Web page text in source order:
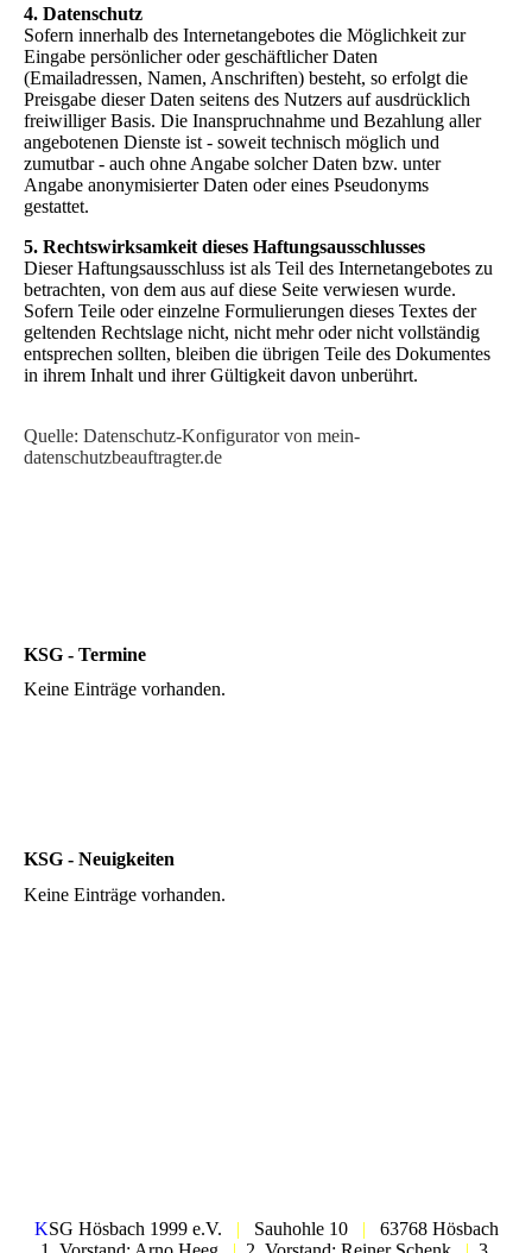
4. Datenschutz
Sofern innerhalb des Internetangebotes die Möglichkeit zur
Eingabe persönlicher oder geschäftlicher Daten
(Emailadressen, Namen, Anschriften) besteht, so erfolgt die
Preisgabe dieser Daten seitens des Nutzers auf ausdrücklich
freiwilliger Basis. Die Inanspruchnahme und Bezahlung aller
angebotenen Dienste ist - soweit technisch möglich und
zumutbar - auch ohne Angabe solcher Daten bzw. unter
Angabe anonymisierter Daten oder eines Pseudonyms
gestattet.
5. Rechtswirksamkeit dieses Haftungsausschlusses
Dieser Haftungsausschluss ist als Teil des Internetangebotes zu
betrachten, von dem aus auf diese Seite verwiesen wurde.
Sofern Teile oder einzelne Formulierungen dieses Textes der
geltenden Rechtslage nicht, nicht mehr oder nicht vollständig
entsprechen sollten, bleiben die übrigen Teile des Dokumentes
in ihrem Inhalt und ihrer Gültigkeit davon unberührt.
Quelle: Datenschutz-Konfigurator von mein-
datenschutzbeauftragter.de
KSG - Termine
Keine Einträge vorhanden.
KSG - Neuigkeiten
Keine Einträge vorhanden.
KSG Hösbach 1999 e.V. | Sauhohle 10 | 63768 Hösbach